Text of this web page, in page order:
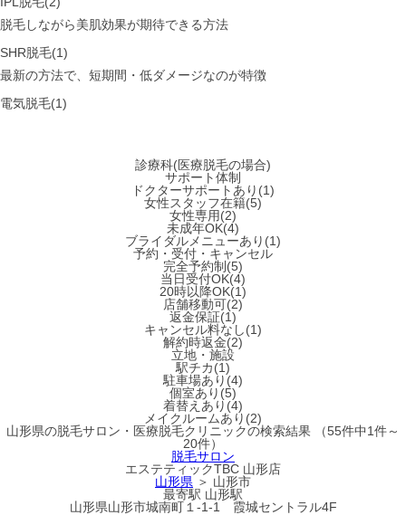
脱毛しながら美肌効果が期待できる方法
SHR脱毛(1)
最新の方法で、短期間・低ダメージなのが特徴
電気脱毛(1)
診療科(医療脱毛の場合)
サポート体制
ドクターサポートあり(1)
女性スタッフ在籍(5)
女性専用(2)
未成年OK(4)
ブライダルメニューあり(1)
予約・受付・キャンセル
完全予約制(5)
当日受付OK(4)
20時以降OK(1)
店舗移動可(2)
返金保証(1)
キャンセル料なし(1)
解約時返金(2)
立地・施設
駅チカ(1)
駐車場あり(4)
個室あり(5)
着替えあり(4)
メイクルームあり(2)
山形県の脱毛サロン・医療脱毛クリニックの検索結果
（55件中1件～
20件）
脱毛サロン
エステティックTBC 山形店
山形県 ＞ 山形市
最寄駅 山形駅
山形県山形市城南町１-1-1 霞城セントラル4F